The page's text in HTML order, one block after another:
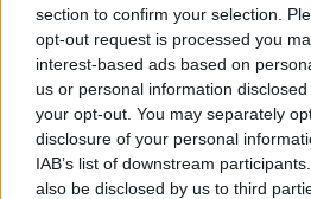
section to confirm your selection.
opt-out request is processed you
interest-based ads based on
us or personal information
your opt-out. You may separately
disclosure of your personal
IAB’s list of downstream
also be disclosed by us to third
lélegzetelállító, mérgező,
mutató előadásának szövegét
az előadás hangulata sokkal
világát idézte fel a nézők számára